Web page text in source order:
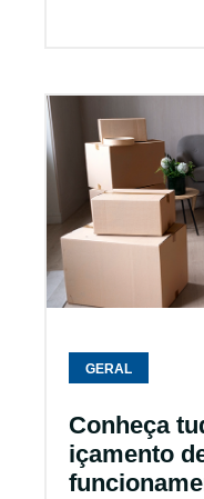
GERAL
Conheça
içamento